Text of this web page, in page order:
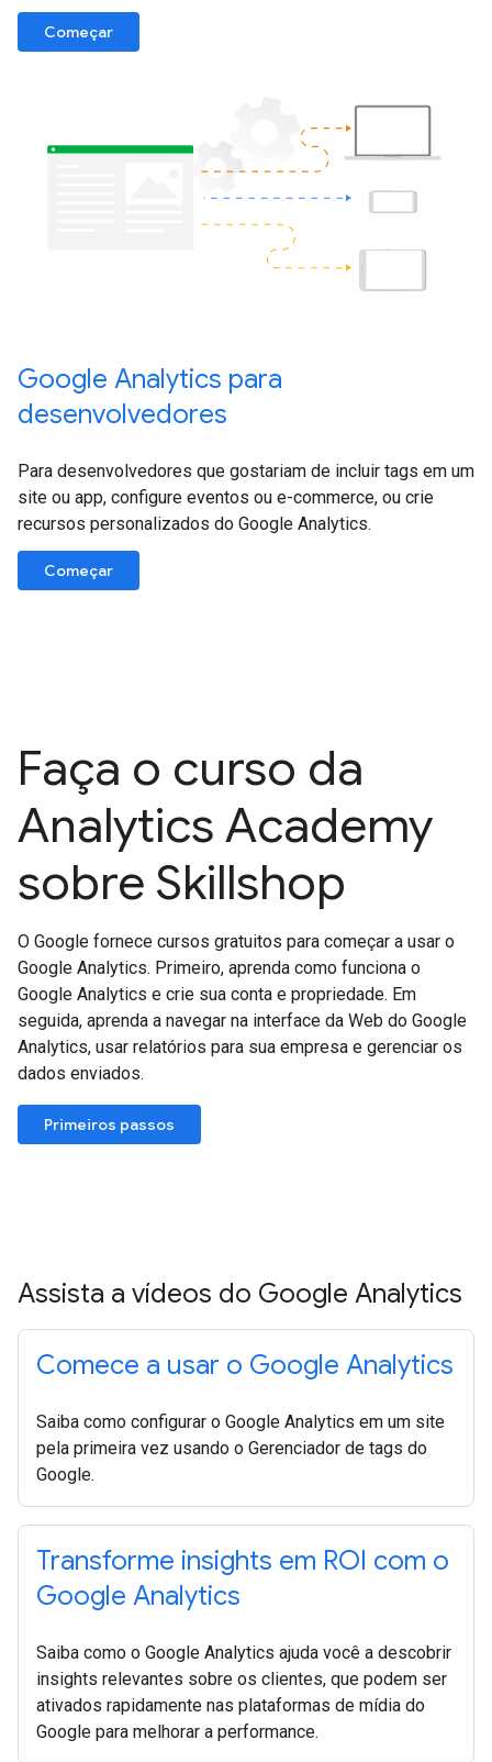
Começar
Google Analytics para
desenvolvedores
Para desenvolvedores que gostariam de incluir tags em um
site ou app, configure eventos ou e-commerce, ou crie
recursos personalizados do Google Analytics.
Começar
Faça o curso da
Analytics Academy
sobre Skillshop
O Google fornece cursos gratuitos para começar a usar o
Google Analytics. Primeiro, aprenda como funciona o
Google Analytics e crie sua conta e propriedade. Em
seguida, aprenda a navegar na interface da Web do Google
Analytics, usar relatórios para sua empresa e gerenciar os
dados enviados.
Primeiros passos
Assista a vídeos do Google Analytics
Comece a usar o Google Analytics
Saiba como configurar o Google Analytics em um site
pela primeira vez usando o Gerenciador de tags do
Google.
Transforme insights em ROI com o
Google Analytics
Saiba como o Google Analytics ajuda você a descobrir
insights relevantes sobre os clientes, que podem ser
ativados rapidamente nas plataformas de mídia do
Google para melhorar a performance.